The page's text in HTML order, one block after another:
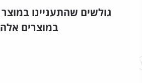
גולשים שהתעניינו במוצר
במוצרים אלה